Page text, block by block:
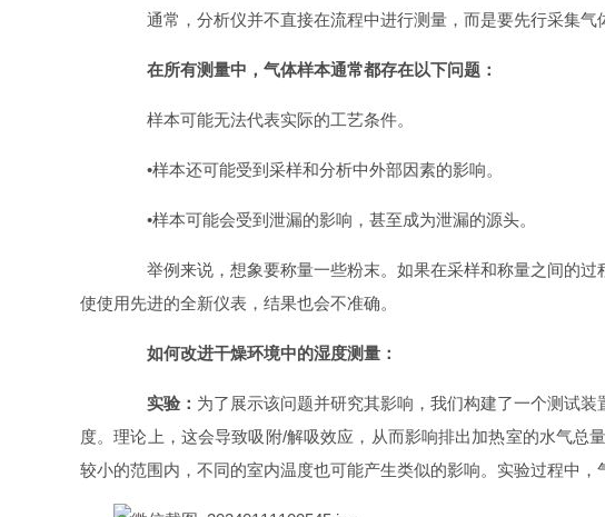
通常，分析仪并不直接在流程中进行测量，而是要先行采集气
在所有测量中，气体样本通常都存在以下问题：
样本可能无法代表实际的工艺条件。
•样本还可能受到采样和分析中外部因素的影响。
•样本可能会受到泄漏的影响，甚至成为泄漏的源头。
举例来说，想象要称量一些粉末。如果在采样和称量之间的过
使使用先进的全新仪表，结果也会不准确。
如何改进干燥环境中的湿度测量：
实验： 为了展示该问题并研究其影响，我们构建了一个测试
度。理论上，这会导致吸附/解吸效应，从而影响排出加热室的水气
较小的范围内，不同的室内温度也可能产生类似的影响。实验过程中